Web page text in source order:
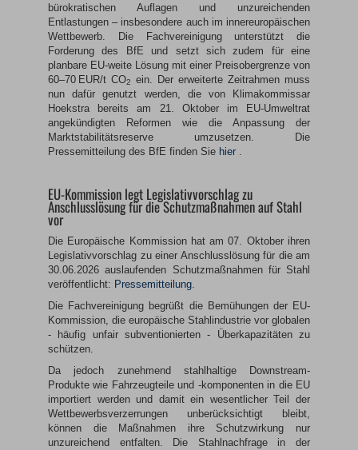
bürokratischen Auflagen und unzureichenden
Entlastungen – insbesondere auch im innereuropäischen
Wettbewerb. Die Fachvereinigung unterstützt die
Forderung des BfE und setzt sich zudem für eine
planbare EU-weite Lösung mit einer Preisobergrenze von
60–70 EUR/t CO2
ein. Der erweiterte Zeitrahmen muss
nun dafür genutzt werden, die von Klimakommissar
Hoekstra bereits am 21. Oktober im EU-Umweltrat
angekündigten Reformen wie die Anpassung der
Marktstabilitätsreserve umzusetzen. Die
Pressemitteilung des BfE finden Sie hier
EU-Kommission legt Legislativvorschlag zu
Anschlusslösung für die Schutzmaßnahmen auf Stahl
vor
Die Europäische Kommission hat am 07. Oktober ihren
Legislativvorschlag zu einer Anschlusslösung für die am
30.06.2026 auslaufenden Schutzmaßnahmen für Stahl
veröffentlicht: Pressemitteilung
Die Fachvereinigung begrüßt die Bemühungen der EU-
Kommission, die europäische Stahlindustrie vor globalen
- häufig unfair subventionierten - Überkapazitäten zu
schützen.
Da jedoch zunehmend stahlhaltige Downstream-
Produkte wie Fahrzeugteile und -komponenten in die EU
importiert werden und damit ein wesentlicher Teil der
Wettbewerbsverzerrungen unberücksichtigt bleibt,
können die Maßnahmen ihre Schutzwirkung nur
unzureichend entfalten. Die Stahlnachfrage in der